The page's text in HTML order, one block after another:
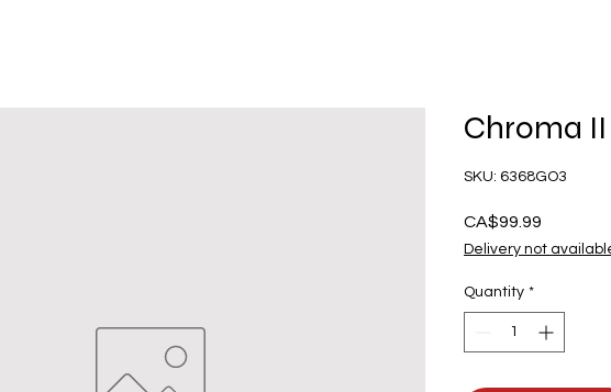
Chroma
SKU: 6368GO3
CA$99.99
Delivery not
Quantity *